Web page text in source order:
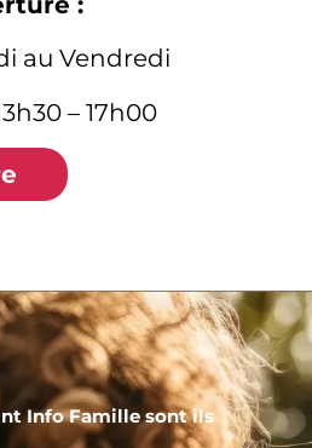
au Vendredi
– 17h00
Info Famille sont ils